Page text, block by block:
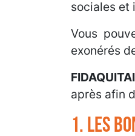
sociales et
Vous
exonérés
après afin
1. LES